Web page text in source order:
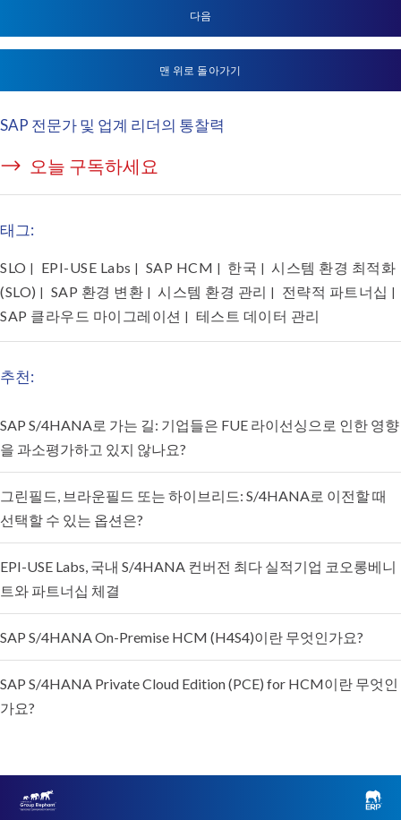
다음
맨 위로 돌아가기
SAP 전문가 및 업계 리더의 통찰력
오늘 구독하세요
태그:
SLO | EPI-USE Labs | SAP HCM | 한국 | 시스템 환경 최적화
(SLO) | SAP 환경 변환 | 시스템 환경 관리 | 전략적 파트너십 |
SAP 클라우드 마이그레이션 | 테스트 데이터 관리
추천:
SAP S/4HANA로 가는 길: 기업들은 FUE 라이선싱으로 인한 영향
을 과소평가하고 있지 않나요?
그린필드, 브라운필드 또는 하이브리드: S/4HANA로 이전할 때
선택할 수 있는 옵션은?
EPI-USE Labs, 국내 S/4HANA 컨버전 최다 실적기업 코오롱베니
트와 파트너십 체결
SAP S/4HANA On-Premise HCM (H4S4)이란 무엇인가요?
SAP S/4HANA Private Cloud Edition (PCE) for HCM이란 무엇인
가요?